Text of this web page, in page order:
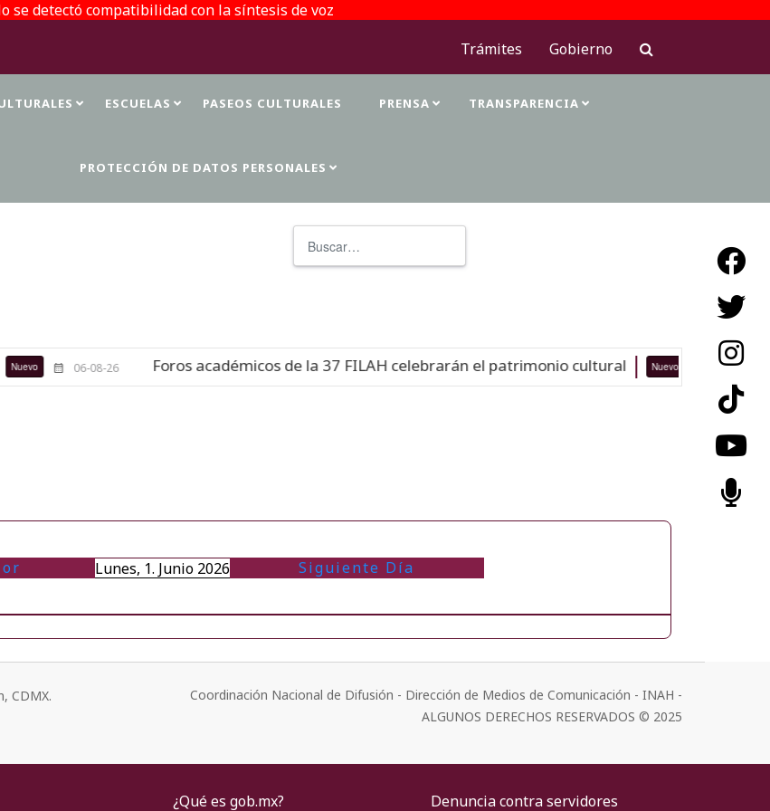
se detectó compatibilidad con la síntesis de voz
Trámites
Gobierno
ESCUELAS PASEOS CULTURALES PRENSA TRANSPARENCIA
PROTECCIÓN DE DATOS PERSONALES
06-08-26 Foros académicos de la 37 FILAH celebrarán el patrimonio cultural Nuevo 06-08-26
Lunes, 1. Junio 2026 Siguiente Día
CDMX.
Coordinación Nacional de Difusión - Dirección de Medios de Comunicación - INAH -
ALGUNOS DERECHOS RESERVADOS © 2025
¿Qué es gob.mx?
Denuncia contra servidores